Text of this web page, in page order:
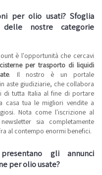
per olio usati? Sfoglia
nostre categorie
è l'opportunità che cercavi
cisterne per trasporto di liquidi
. Il nostro è un portale
aste giudiziarie, che collabora
di tutta Italia al fine di portare
casa tua le migliori vendite a
Nota come l'iscrizione al
sia completamente
al contempo enormi benefici.
gli annunci
per olio usate?